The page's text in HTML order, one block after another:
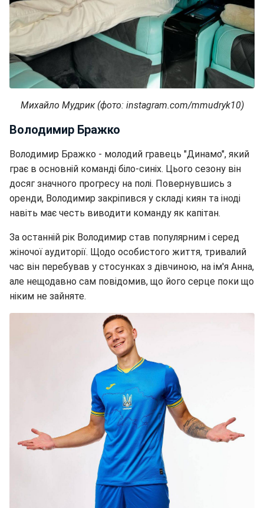
Михайло Мудрик (фото: instagram.com/mmudryk10)
Володимир Бражко
Володимир Бражко - молодий гравець "Динамо", який
грає в основній команді біло-синіх. Цього сезону він
досяг значного прогресу на полі. Повернувшись з
оренди, Володимир закріпився у складі киян та іноді
навіть має честь виводити команду як капітан.
За останній рік Володимир став популярним і серед
жіночої аудиторії. Щодо особистого життя, тривалий
час він перебував у стосунках з дівчиною, на ім'я Анна,
але нещодавно сам повідомив, що його серце поки що
ніким не зайняте.